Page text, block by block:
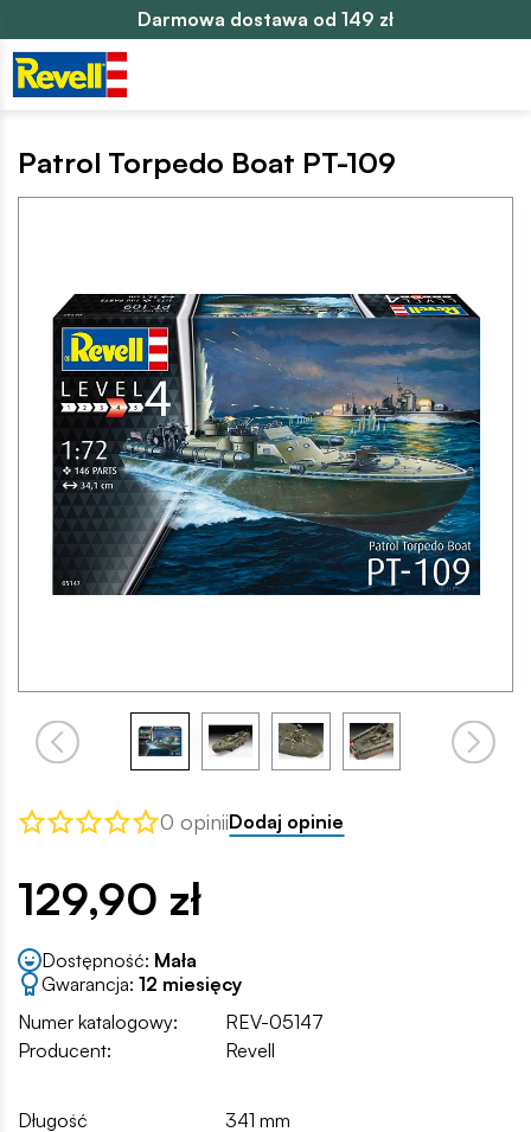
Darmowa dostawa od 149 zł
Patrol Torpedo Boat PT-109
0 opiniiDodaj opinie
129,90 zł
Dostępność: Mała
Gwarancja: 12 miesięcy
Numer katalogowy:
REV-05147
Producent:
Revell
Długość
341 mm